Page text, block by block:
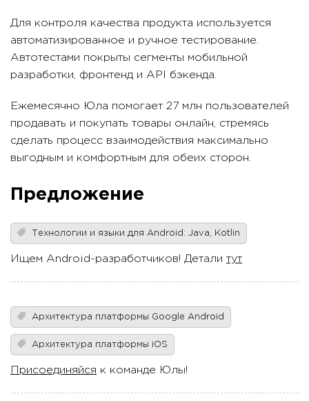
Для контроля качества продукта используется
автоматизированное и ручное тестирование.
Автотестами покрыты сегменты мобильной
разработки, фронтенд и API бэкенда.
Ежемесячно Юла помогает 27 млн пользователей
продавать и покупать товары онлайн, стремясь
сделать процесс взаимодействия максимально
выгодным и комфортным для обеих сторон.
Предложение
Технологии и языки для Android: Java, Kotlin
Ищем Android-разработчиков! Детали тут
Архитектура платформы Google Android
Архитектура платформы iOS
Присоединяйся к команде Юлы!